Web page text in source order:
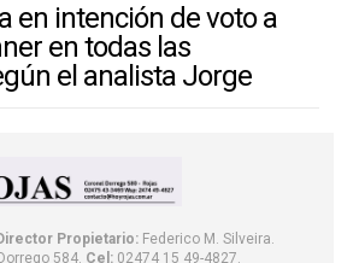
en intención de voto a
en todas las
el analista Jorge
Propietario:Federico M. Silveira.
584. Cel:02474 15 49-4827.